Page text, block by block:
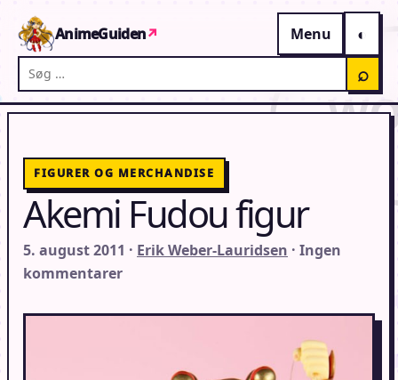
AnimeGuiden↗
Menu
Søg på AnimeGuiden
⌕
FIGURER OG MERCHANDISE
Akemi Fudou figur
5. august 2011 · Erik Weber-Lauridsen · Ingen
kommentarer